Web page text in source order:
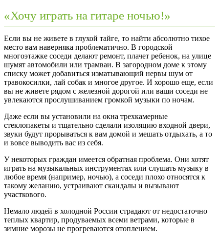
«Хочу играть на гитаре ночью!»
Если вы не живете в глухой тайге, то найти абсолютно тихое
место вам наверняка проблематично. В городской
многоэтажке соседи делают ремонт, плачет ребенок, на улице
шумят автомобили или трамваи. В загородном доме к этому
списку может добавиться изматывающий нервы шум от
травокосилки, лай собак и многое другое. И хорошо еще, если
вы не живете рядом с железной дорогой или ваши соседи не
увлекаются прослушиванием громкой музыки по ночам.
Даже если вы установили на окна трехкамерные
стеклопакеты и тщательно сделали изоляцию входной двери,
звуки будут прорываться к вам домой и мешать отдыхать, а то
и вовсе выводить вас из себя.
У некоторых граждан имеется обратная проблема. Они хотят
играть на музыкальных инструментах или слушать музыку в
любое время (например, ночью), а соседи плохо относятся к
такому желанию, устраивают скандалы и вызывают
участкового.
Немало людей в холодной России страдают от недостаточно
теплых квартир, продуваемых всеми ветрами, которые в
зимние морозы не прогреваются отоплением.